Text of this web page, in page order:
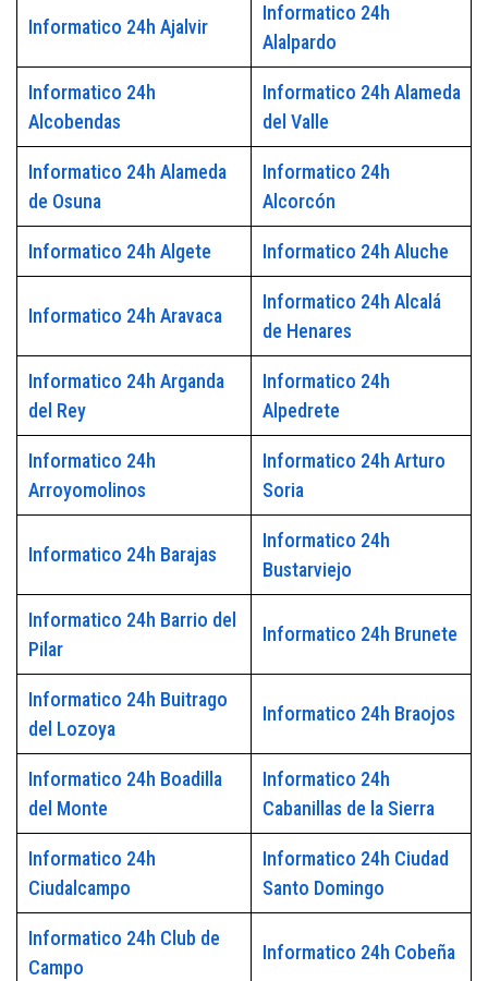
Informatico 24h Ajalvir
Informatico 24h
Alalpardo
Informatico 24h
Alcobendas
Informatico 24h Alameda
del Valle
Informatico 24h Alameda
de Osuna
Informatico 24h
Alcorcón
Informatico 24h Algete Informatico 24h Aluche
Informatico 24h Aravaca
Informatico 24h Alcalá
de Henares
Informatico 24h Arganda
del Rey
Informatico 24h
Alpedrete
Informatico 24h
Arroyomolinos
Informatico 24h Arturo
Soria
Informatico 24h Barajas
Informatico 24h
Bustarviejo
Informatico 24h Barrio del
Pilar
Informatico 24h Brunete
Informatico 24h Buitrago
del Lozoya
Informatico 24h Braojos
Informatico 24h Boadilla
del Monte
Informatico 24h
Cabanillas de la Sierra
Informatico 24h
Ciudalcampo
Informatico 24h Ciudad
Santo Domingo
Informatico 24h Club de
Campo
Informatico 24h Cobeña